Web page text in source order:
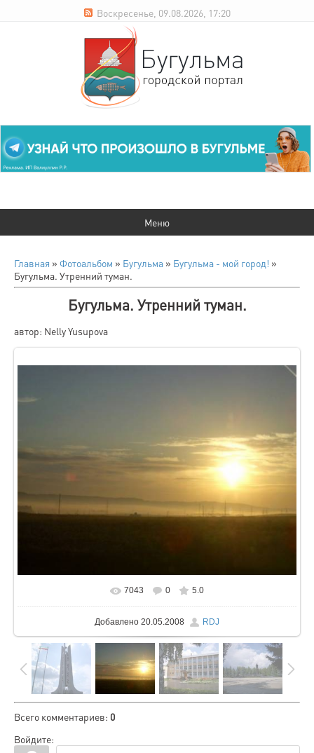
Воскресенье, 09.08.2026, 17:20
Главная » Фотоальбом » Бугульма » Бугульма - мой город! »
Бугульма. Утренний туман.
Бугульма. Утренний туман.
автор: Nelly Yusupova
В реальном размере 604x453
7043 0 5.0
Добавлено 20.05.2008 RDJ
Всего комментариев: 0
Войдите: